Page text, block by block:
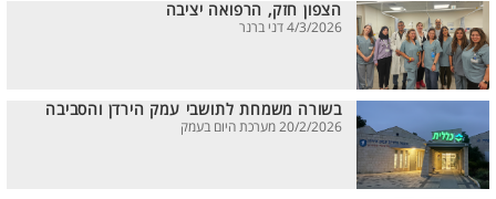
הצפון חזק, הרפואה יציבה
4/3/2026 דני ברנר
בשורה משמחת לתושבי עמק הירדן והסביבה
20/2/2026 מערכת היום בעמק